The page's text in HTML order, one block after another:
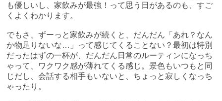
も優しいし、家飲みが最強！って思う日があるのも、すご
くよくわかります。
でもさ、ずーっと家飲みが続くと、だんだん「あれ？なん
か物足りないな…」って感じてくることない？最初は特別
だったはずの一杯が、だんだん日常のルーティンになっち
ゃって、ワクワク感が薄れてくる感じ。景色もいつもと同
じだし、会話する相手もいないと、ちょっと寂しくなっち
ゃったり。